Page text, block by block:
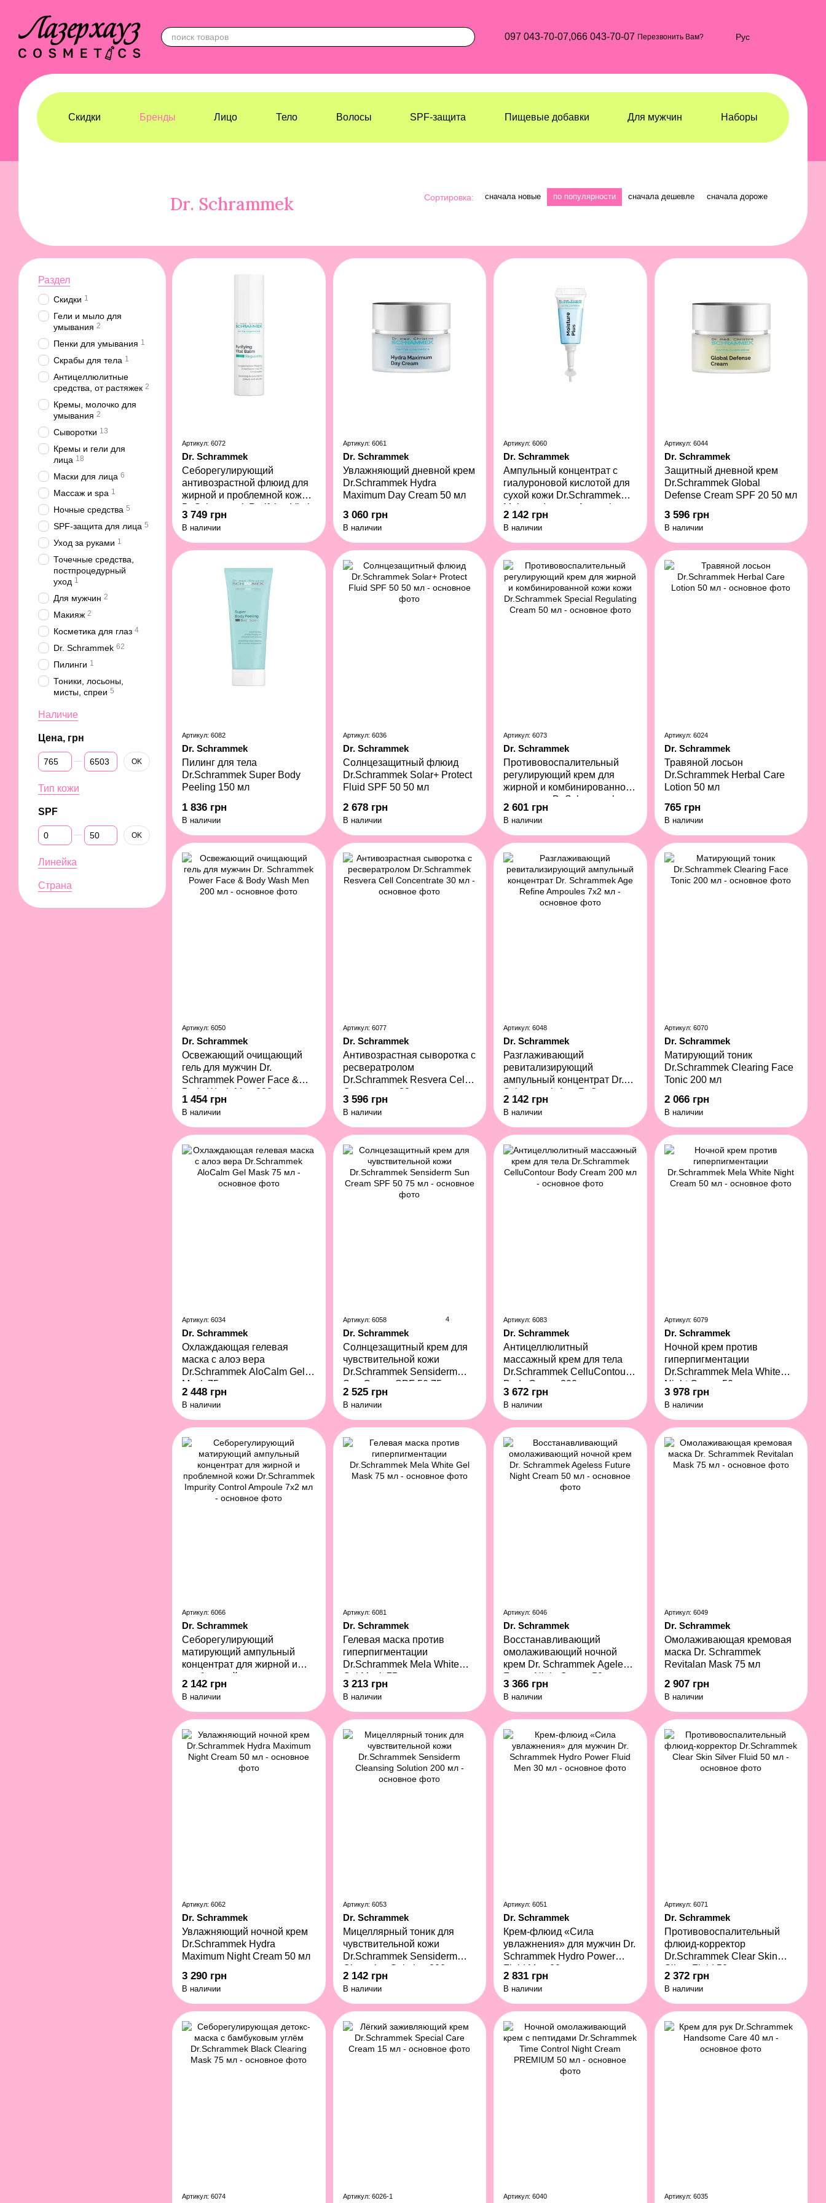
097 043-70-07,066 043-70-07 Перезвонить Вам? Рус
Скидки Бренды Лицо Тело Волосы SPF-защита Пищевые добавки Для мужчин Наборы
Dr. Schrammek Сортировка: сначала новые по популярности сначала дешевле сначала дороже
Артикул: 6072
Dr. Schrammek
Себорегулирующий
антивозрастной флюид для
жирной и проблемной кожи
Dr.Schrammek Purifying Vital
Balm 50 мл
3 749 грн
В наличии
Артикул: 6061
Dr. Schrammek
Увлажняющий дневной крем
Dr.Schrammek Hydra
Maximum Day Cream 50 мл
3 060 грн
В наличии
Артикул: 6060
Dr. Schrammek
Ампульный концентрат с
гиалуроновой кислотой для
сухой кожи Dr.Schrammek
Moisture Intense Ampoules
7x2 мл
2 142 грн
В наличии
Артикул: 6044
Dr. Schrammek
Защитный дневной крем
Dr.Schrammek Global
Defense Cream SPF 20 50 мл
3 596 грн
В наличии
Артикул: 6082
Dr. Schrammek
Пилинг для тела
Dr.Schrammek Super Body
Peeling 150 мл
1 836 грн
В наличии
Артикул: 6036
Dr. Schrammek
Солнцезащитный флюид
Dr.Schrammek Solar+ Protect
Fluid SPF 50 50 мл
2 678 грн
В наличии
Артикул: 6073
Dr. Schrammek
Противовоспалительный
регулирующий крем для
жирной и комбинированной
кожи кожи Dr.Schrammek
Special Regulating Cream 50
мл
2 601 грн
В наличии
Артикул: 6024
Dr. Schrammek
Травяной лосьон
Dr.Schrammek Herbal Care
Lotion 50 мл
765 грн
В наличии
Артикул: 6050
Dr. Schrammek
Освежающий очищающий
гель для мужчин Dr.
Schrammek Power Face &
Body Wash Men 200 мл
1 454 грн
В наличии
Артикул: 6077
Dr. Schrammek
Антивозрастная сыворотка с
ресвератролом
Dr.Schrammek Resvera Cell
Concentrate 30 мл
3 596 грн
В наличии
Артикул: 6048
Dr. Schrammek
Разглаживающий
ревитализирующий
ампульный концентрат Dr.
Schrammek Age Refine
Ampoules 7x2 мл
2 142 грн
В наличии
Артикул: 6070
Dr. Schrammek
Матирующий тоник
Dr.Schrammek Clearing Face
Tonic 200 мл
2 066 грн
В наличии
Артикул: 6034
Dr. Schrammek
Охлаждающая гелевая
маска с алоэ вера
Dr.Schrammek AloCalm Gel
Mask 75 мл
2 448 грн
В наличии
Артикул: 6058 4
Dr. Schrammek
Солнцезащитный крем для
чувствительной кожи
Dr.Schrammek Sensiderm
Sun Cream SPF 50 75 мл
2 525 грн
В наличии
Артикул: 6083
Dr. Schrammek
Антицеллюлитный
массажный крем для тела
Dr.Schrammek CelluContour
Body Cream 200 мл
3 672 грн
В наличии
Артикул: 6079
Dr. Schrammek
Ночной крем против
гиперпигментации
Dr.Schrammek Mela White
Night Cream 50 мл
3 978 грн
В наличии
Артикул: 6066
Dr. Schrammek
Себорегулирующий
матирующий ампульный
концентрат для жирной и
проблемной кожи
Dr.Schrammek Impurity
Control Ampoule 7x2 мл
2 142 грн
В наличии
Артикул: 6081
Dr. Schrammek
Гелевая маска против
гиперпигментации
Dr.Schrammek Mela White
Gel Mask 75 мл
3 213 грн
В наличии
Артикул: 6046
Dr. Schrammek
Восстанавливающий
омолаживающий ночной
крем Dr. Schrammek Ageless
Future Night Cream 50 мл
3 366 грн
В наличии
Артикул: 6049
Dr. Schrammek
Омолаживающая кремовая
маска Dr. Schrammek
Revitalan Mask 75 мл
2 907 грн
В наличии
Артикул: 6062
Dr. Schrammek
Увлажняющий ночной крем
Dr.Schrammek Hydra
Maximum Night Cream 50 мл
3 290 грн
В наличии
Артикул: 6053
Dr. Schrammek
Мицеллярный тоник для
чувствительной кожи
Dr.Schrammek Sensiderm
Cleansing Solution 200 мл
2 142 грн
В наличии
Артикул: 6051
Dr. Schrammek
Крем-флюид «Сила
увлажнения» для мужчин Dr.
Schrammek Hydro Power
Fluid Men 30 мл
2 831 грн
В наличии
Артикул: 6071
Dr. Schrammek
Противовоспалительный
флюид-корректор
Dr.Schrammek Clear Skin
Silver Fluid 50 мл
2 372 грн
В наличии
Артикул: 6074 Артикул: 6026-1 Артикул: 6040 Артикул: 6035
Раздел
Скидки 1
Гели и мыло для
умывания 2
Пенки для умывания 1
Скрабы для тела 1
Антицеллюлитные
средства, от растяжек 2
Кремы, молочко для
умывания 2
Сыворотки 13
Кремы и гели для
лица 18
Маски для лица 6
Массаж и spa 1
Ночные средства 5
SPF-защита для лица 5
Уход за руками 1
Точечные средства,
постпроцедурный
уход 1
Для мужчин 2
Макияж 2
Косметика для глаз 4
Dr. Schrammek 62
Пилинги 1
Тоники, лосьоны,
мисты, спреи 5
Наличие
Цена, грн
От Цена, грн
До Цена, грн OK
Тип кожи
SPF
От SPF
До SPF OK
Линейка
Страна